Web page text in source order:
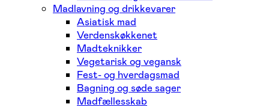
Madlavning og drikkevarer
Asiatisk mad
Verdenskøkkenet
Madteknikker
Vegetarisk og vegansk
Fest- og hverdagsmad
Bagning og søde sager
Madfællesskab